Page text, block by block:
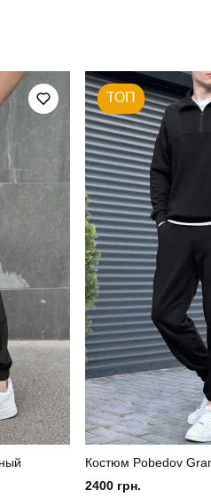
ТОП
Костюм Pobedov
2400 грн.